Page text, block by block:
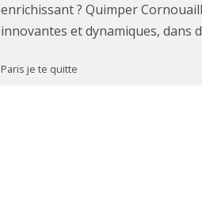
enrichissant ? Quimper
innovantes et dynamiques, dans
Paris je te quitte